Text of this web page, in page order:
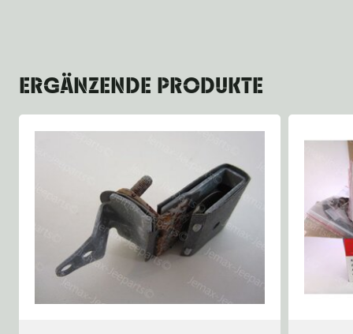
ERGÄNZENDE PRODUKTE